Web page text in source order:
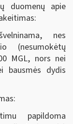
duomenų apie
nes
(nesumokėtų
MGL, nors nei
bausmės dydis
papildoma